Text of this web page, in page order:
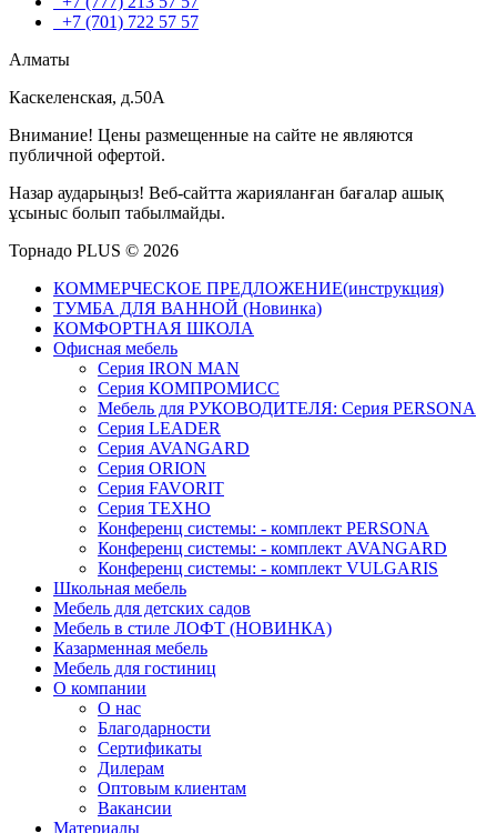
+7 (701) 722 57 57
Алматы
Каскеленская, д.50А
Внимание! Цены размещенные на сайте не являются
публичной офертой.
Назар аударыңыз! Веб-сайтта жарияланған бағалар ашық
ұсыныс болып табылмайды.
Торнадо PLUS © 2026
КОММЕРЧЕСКОЕ ПРЕДЛОЖЕНИЕ(инструкция)
ТУМБА ДЛЯ ВАННОЙ (Новинка)
КОМФОРТНАЯ ШКОЛА
Офисная мебель
Серия IRON MAN
Серия КОМПРОМИСС
Мебель для РУКОВОДИТЕЛЯ: Серия PERSONA
Серия LEADER
Серия AVANGARD
Серия ORION
Серия FAVORIT
Серия ТЕХНО
Конференц системы: - комплект PERSONA
Конференц системы: - комплект AVANGARD
Конференц системы: - комплект VULGARIS
Школьная мебель
Мебель для детских садов
Мебель в стиле ЛОФТ (НОВИНКА)
Казарменная мебель
Мебель для гостиниц
О компании
О нас
Благодарности
Сертификаты
Дилерам
Оптовым клиентам
Вакансии
Материалы